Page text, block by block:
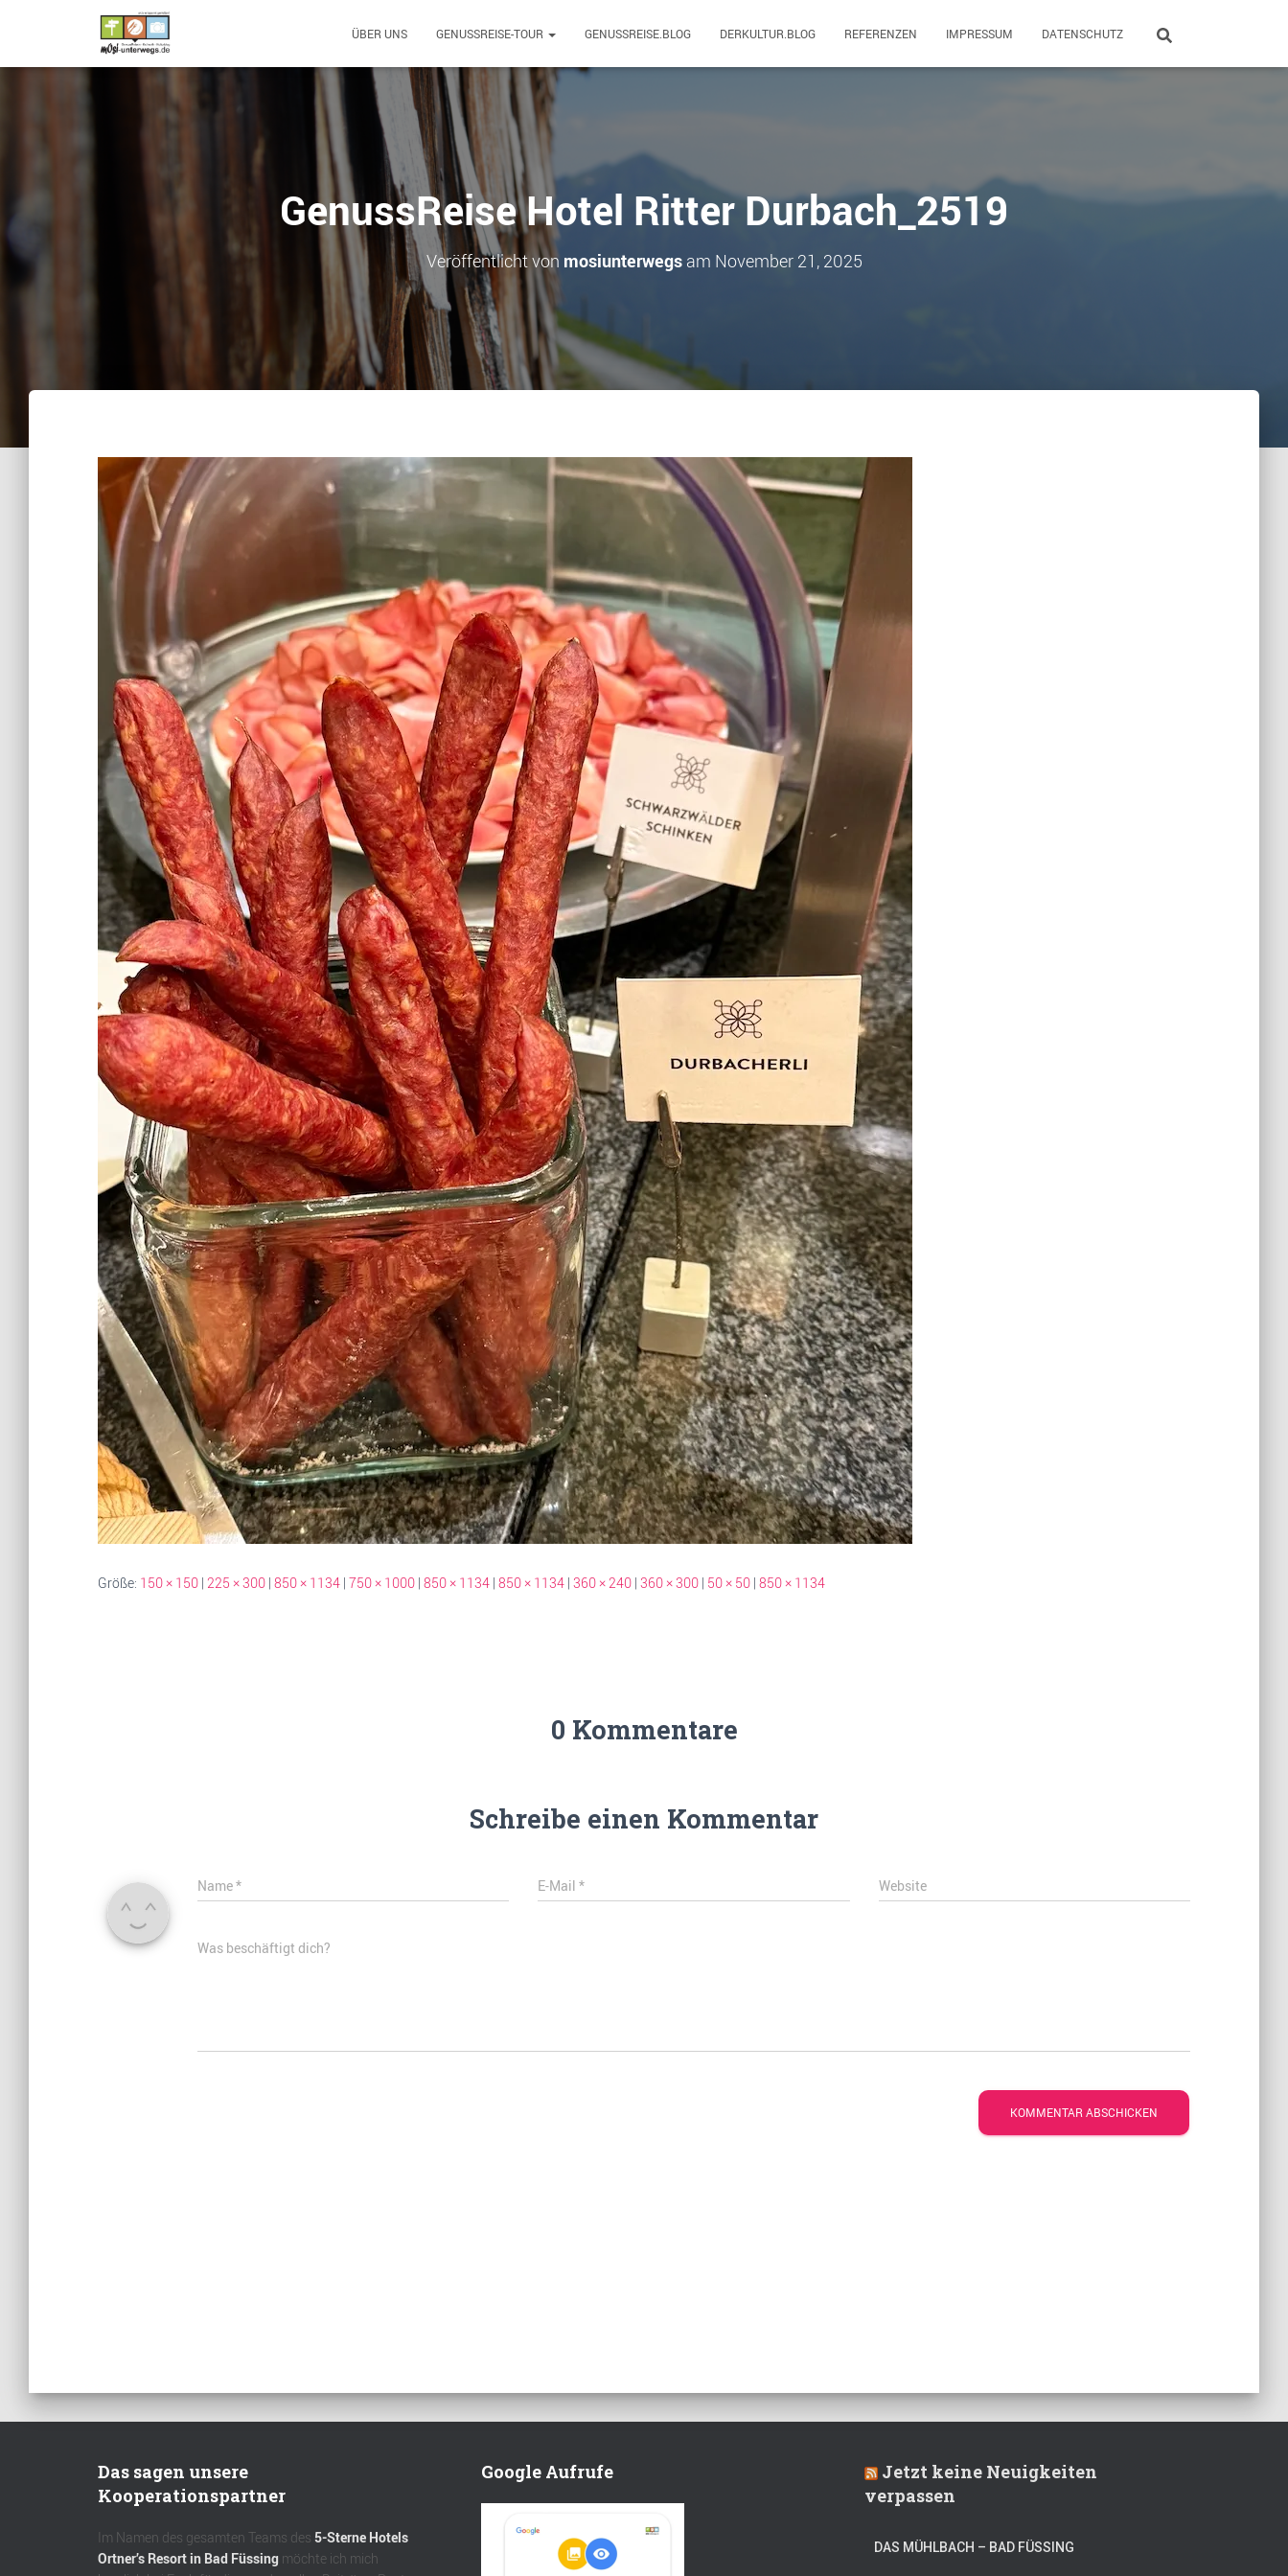
ÜBER UNS GENUSSREISE-TOUR GENUSSREISE.BLOG DERKULTUR.BLOG REFERENZEN IMPRESSUM DATENSCHUTZ
GenussReise Hotel Ritter Durbach_2519
Veröffentlicht von mosiunterwegsam November 21, 2025
Größe: 150 × 150 | 225 × 300 | 850 × 1134 | 750 × 1000 | 850 × 1134 | 850 × 1134 | 360 × 240 | 360 × 300 | 50 × 50 | 850 × 1134
0 Kommentare
Schreibe einen Kommentar
Name* E-Mail* Website
Was beschäftigt dich?
Das sagen unsere
Kooperationspartner
Im Namen des gesamten Teams des 5-Sterne Hotels
Ortner’s Resort in Bad Füssing möchte ich mich
Google Aufrufe
Jetzt keine Neuigkeiten
verpassen
DAS MÜHLBACH – BAD FÜSSING